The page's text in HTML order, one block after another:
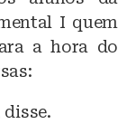
I quem
a hora do
disse.